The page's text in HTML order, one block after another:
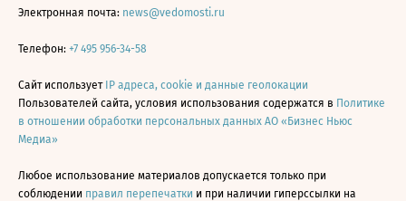
Электронная почта: news@vedomosti.ru
Телефон: +7 495 956-34-58
Сайт использует IP адреса, cookie и данные геолокации
Пользователей сайта, условия использования содержатся в Политике
в отношении обработки персональных данных АО «Бизнес Ньюс
Медиа»
Любое использование материалов допускается только при
соблюдении правил перепечатки и при наличии гиперссылки на